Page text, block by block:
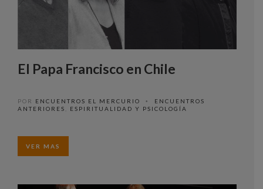
El Papa Francisco en Chile
POR ENCUENTROS EL MERCURIO •
ENCUENTROS
ANTERIORES
ESPIRITUALIDAD Y PSICOLOGÍA
VER MAS